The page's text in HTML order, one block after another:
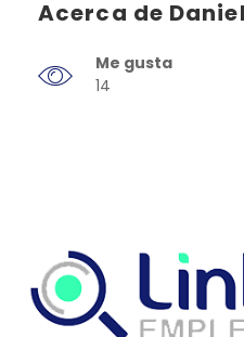
Acerca de
Me gusta
14